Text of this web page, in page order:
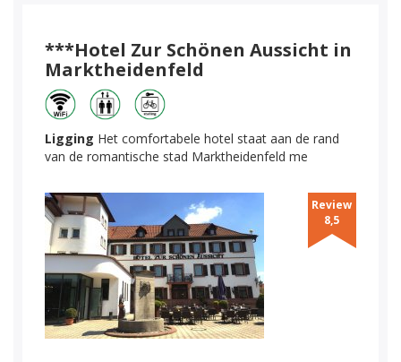
***Hotel Zur Schönen Aussicht in
Marktheidenfeld
Ligging Het comfortabele hotel staat aan de rand
van de romantische stad Marktheidenfeld me
Review
8,5